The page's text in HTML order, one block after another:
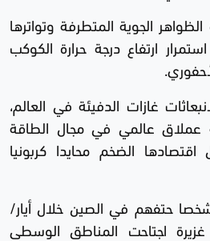
الجوية المتطرفة وتواترها
ارتفاع درجة حرارة الكوكب
غازات الدفيئة في العالم،
عالمي في مجال الطاقة
الضخم محايدا كربونيا
ما لا يقل عن 22 شخصا حتفهم في الصين خلال أيار/
اجتاحت المناطق الوسطى